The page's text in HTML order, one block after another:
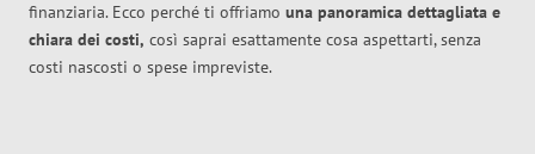
finanziaria. Ecco perché ti offriamo una panoramica dettagliata e
chiara dei costi, così saprai esattamente cosa aspettarti, senza
costi nascosti o spese impreviste.